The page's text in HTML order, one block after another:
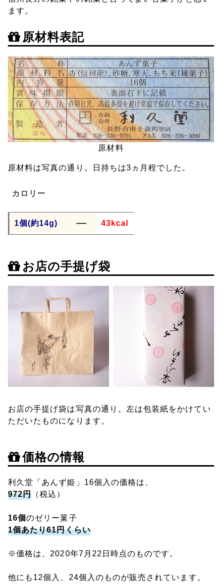
ます。
原材料表記
原材料
原材料は写真の通り。日持ちは3ヵ月程でした。
カロリー
1個(約14g) 43kcal
お店の手提げ袋
お店の手提げ袋は写真の通り。左は包装紙をかけてい
ただいたものになります。
価格の情報
利久堂「あんず姫」16個入の価格は、
972円 （税込）
16個のゼリー菓子
1個あたり61円くらい
※価格は、2020年7月22日時点のものです。
他にも12個入、24個入のものが販売されています。